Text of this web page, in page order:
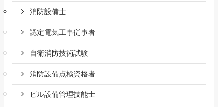
消防設備士
認定電気工事従事者
自衛消防技術試験
消防設備点検資格者
ビル設備管理技能士